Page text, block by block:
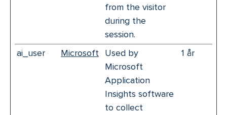
from the visitor
during the
session.
ai_user Microsoft Used by
Microsoft
Application
Insights software
to collect
1 år